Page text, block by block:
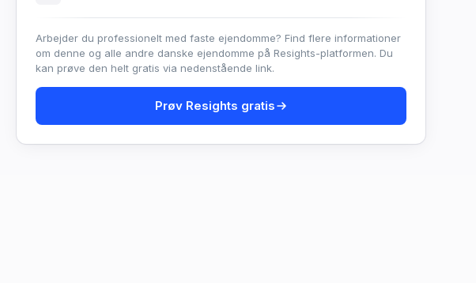
Arbejder du professionelt med faste ejendomme? Find flere informationer
om denne og alle andre danske ejendomme på Resights-platformen. Du
kan prøve den helt gratis via nedenstående link.
Prøv Resights gratis